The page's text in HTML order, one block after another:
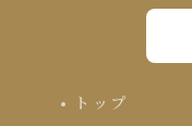
トップ